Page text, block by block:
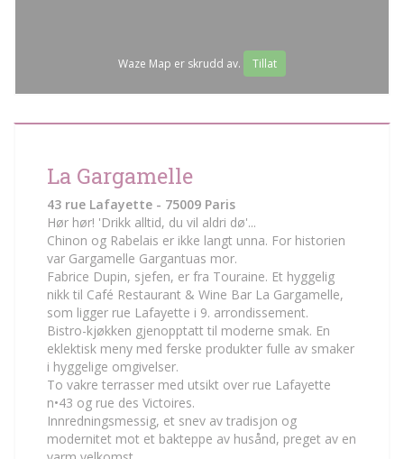
Waze Map er skrudd av. Tillat
La Gargamelle
43 rue Lafayette - 75009 Paris
Hør hør! 'Drikk alltid, du vil aldri dø'...
Chinon og Rabelais er ikke langt unna. For historien
var Gargamelle Gargantuas mor.
Fabrice Dupin, sjefen, er fra Touraine. Et hyggelig
nikk til Café Restaurant & Wine Bar La Gargamelle,
som ligger rue Lafayette i 9. arrondissement.
Bistro-kjøkken gjenopptatt til moderne smak. En
eklektisk meny med ferske produkter fulle av smaker
i hyggelige omgivelser.
To vakre terrasser med utsikt over rue Lafayette
n•43 og rue des Victoires.
Innredningsmessig, et snev av tradisjon og
modernitet mot et bakteppe av husånd, preget av en